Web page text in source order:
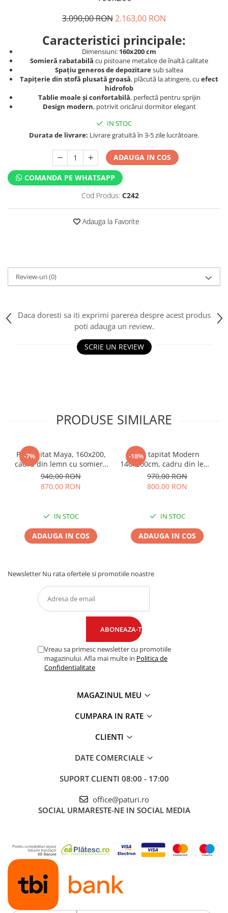
3.090,00 RON2.163,00 RON
Caracteristici principale:
Dimensiuni: 160x200 cm
Somieră rabatabilă cu pistoane metalice de înaltă calitate
Spațiu generos de depozitaresub saltea
Tapițerie din stofă plusată groasă, plăcută la atingere, cu efect
hidrofob
Tablie moale și confortabilă, perfectă pentru sprijin
Design modern, potrivit oricărui dormitor elegant
IN STOC
Durata de livrare: Livrare gratuită în 3-5 zile lucrătoare.
ADAUGA IN COS
COMANDA PE WHATSAPP
Cod Produs: C242
Adauga la Favorite
Review-uri(0)
Daca doresti sa iti exprimi parerea despre acest produs
poti adauga un review.
SCRIE UN REVIEW
PRODUSE SIMILARE
-7%
Pat tapitat Maya, 160x200,
cadru din lemn cu somiera
fixa, culoare Bej
940,00 RON
870,00 RON
IN STOC
ADAUGA IN COS
-18%Pat tapitat Modern
140x200cm, cadru din lemn
cu somiera fixa, culoare Gri
970,00 RON
800,00 RON
IN STOC
ADAUGA IN COS
Newsletter Nu rata ofertele si promotiile noastre
Vreau sa primesc newsletter cu promotiile
magazinului. Afla mai multe in Politica de
Confidentialitate
MAGAZINUL MEU
CUMPARA IN RATE
CLIENTI
DATE COMERCIALE
SUPORT CLIENTI 08:00 - 17:00
office@paturi.ro
SOCIAL URMARESTE-NE IN SOCIAL MEDIA